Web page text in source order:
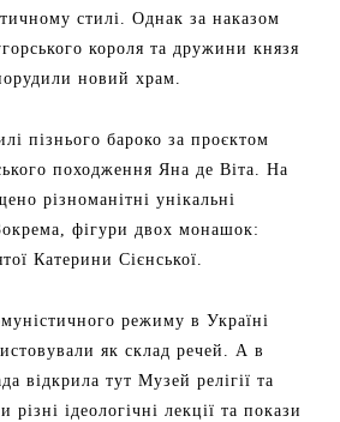
стилі. Однак за наказом
короля та дружини князя
новий храм.
пізнього бароко за проєктом
походження Яна де Віта. На
різноманітні унікальні
фігури двох монашок:
Катерини Сієнської.
режиму в Україні
як склад речей. А в
відкрила тут Музей релігії та
різні ідеологічні лекції та покази